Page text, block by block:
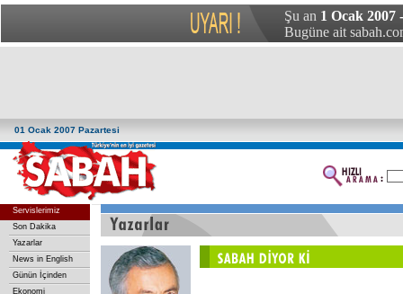
Şu an 1 Ocak 2007
Bugüne ait
01 Ocak 2007 Pazartesi
Servislerimiz
Son Dakika
Yazarlar
News in English
Günün İçinden
Ekonomi